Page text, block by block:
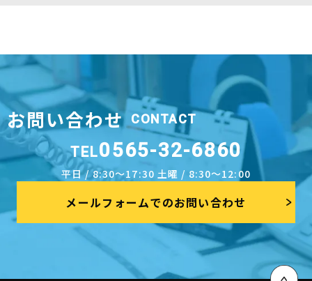
お問い合わせ CONTACT
TEL0565-32-6860
平日 / 8:30～17:30 土曜 / 8:30～12:00
メールフォームでのお問い合わせ